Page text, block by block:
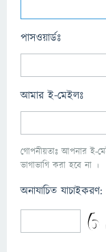
পাসওয়ার্ডঃ
আমার ই-মেইলঃ
গোপনীয়তাঃ আপনার ই-
ভাগাভাগি করা হবে না ।
অনাযাচিত যাচাইকরণ: